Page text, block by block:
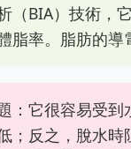
（BIA）技術，
脂率。脂肪的
：它很容易受
；反之，脫水